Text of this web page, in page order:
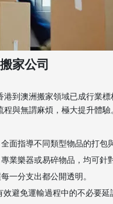
家公司
到澳洲搬家領域已成行業
與無謂麻煩，極大提升體驗
面指導不同類型物品的打包
業樂器或易碎物品，均可針
一分支出都公開透明。
避免運輸過程中的不必要延